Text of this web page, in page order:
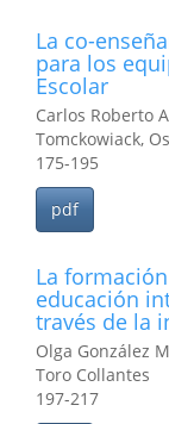
La co-
para los
Escolar
Carlos Roberto
Tomckowiack,
175-195
pdf
La
educación
través de la
Olga González
Toro Collantes
197-217